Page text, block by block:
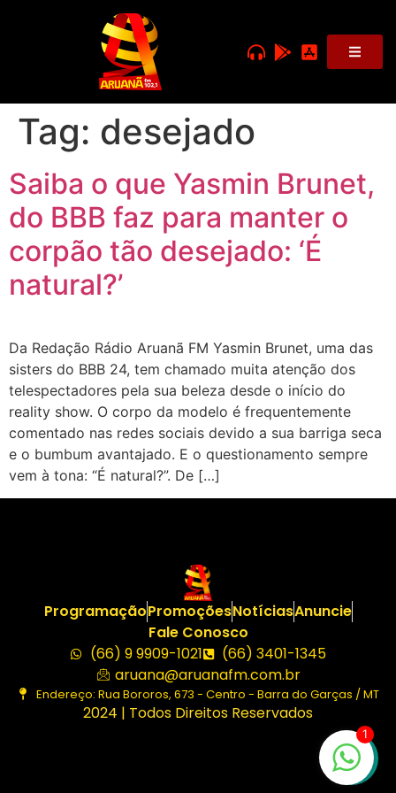
Tag: desejado
Saiba o que Yasmin Brunet,
do BBB faz para manter o
corpão tão desejado: ‘É
natural?’
Da Redação Rádio Aruanã FM Yasmin Brunet, uma das
sisters do BBB 24, tem chamado muita atenção dos
telespectadores pela sua beleza desde o início do
reality show. O corpo da modelo é frequentemente
comentado nas redes sociais devido a sua barriga seca
e o bumbum avantajado. E o questionamento sempre
vem à tona: “É natural?”. De […]
ProgramaçãoPromoçõesNotíciasAnuncie
Fale Conosco
(66) 9 9909-1021
(66) 3401-1345
aruana@aruanafm.com.br
Endereço: Rua Bororos, 673 - Centro - Barra do Garças / MT
2024 | Todos Direitos Reservados
1